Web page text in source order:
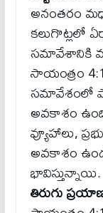
అనంతరం
కలుగొట్లలో
సమావేశానికి
సాయంత్రం
సమావేశంలో
అవకాశం
వ్యూహాలు,
అవకాశం
భావిస్తున్నాయి.
తిరుగు